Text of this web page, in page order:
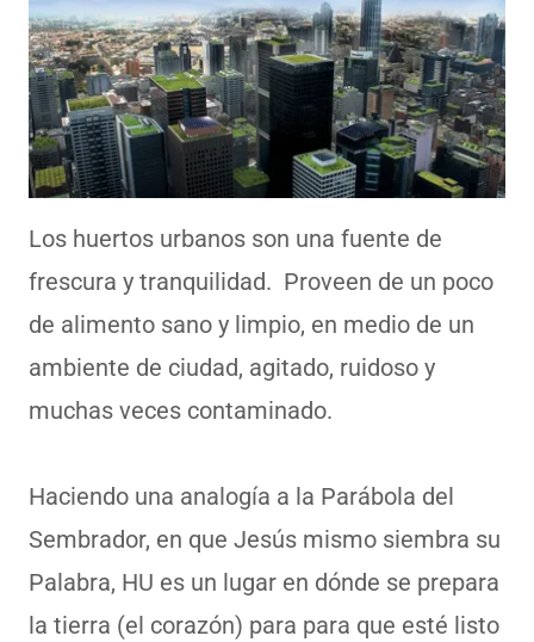
Los huertos urbanos son una fuente de
frescura y tranquilidad. Proveen de un poco
de alimento sano y limpio, en medio de un
ambiente de ciudad, agitado, ruidoso y
muchas veces contaminado.
Haciendo una analogía a la Parábola del
Sembrador, en que Jesús mismo siembra su
Palabra, HU es un lugar en dónde se prepara
la tierra (el corazón) para para que esté listo